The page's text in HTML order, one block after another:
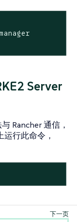
Server
Rancher 通信，
行此命令，